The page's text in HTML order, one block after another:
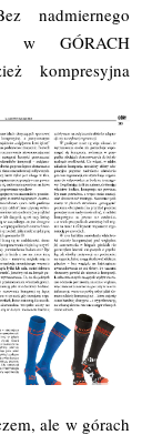
nadmiernego
w GÓRACH
kompresyjna
ale w górach